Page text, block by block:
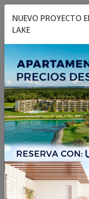
Toggle navigation
NUEVO PROYECTO
LAKE